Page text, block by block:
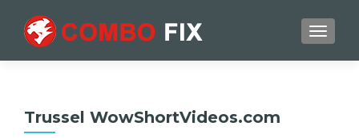
Trussel WowShortVideos.com